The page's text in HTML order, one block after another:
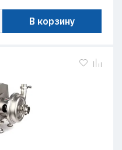
В корзину